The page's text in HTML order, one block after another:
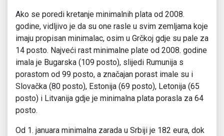
Ako se poredi kretanje minimalnih plata od 2008.
godine, vidljivo je da su one rasle u svim zemljama koje
imaju propisan minimalac, osim u Grčkoj gdje su pale za
14 posto. Najveći rast minimalne plate od 2008. godine
imala je Bugarska (109 posto), slijedi Rumunija s
porastom od 99 posto, a značajan porast imale su i
Slovačka (80 posto), Estonija (69 posto), Letonija (65
posto) i Litvanija gdje je minimalna plata porasla za 64
posto.
Od 1. januara minimalna zarada u Srbiji je 182 eura, dok